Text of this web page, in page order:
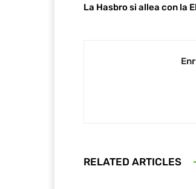
La Hasbro si allea con la
RELATED ARTICLES